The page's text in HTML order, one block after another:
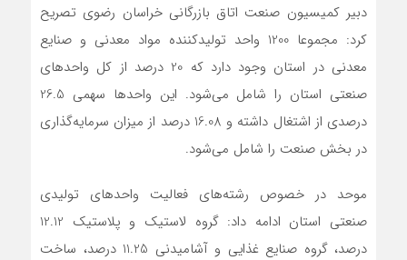
دبیر کمیسیون صنعت اتاق بازرگانی خراسان رضوی تصریح
کرد: مجموعا 1200 واحد تولیدکننده مواد معدنی و صنایع
معدنی در استان وجود دارد که 20 درصد از کل واحد‌های
صنعتی استان را شامل می‌شود. این واحد‌ها سهمی 26.5
درصدی از اشتغال داشته و 16.08 درصد از میزان سرمایه‌گذاری
در بخش صنعت را شامل می‌شود.
موحد در خصوص رشته‌های فعالیت واحد‌های تولیدی
صنعتی استان ادامه داد: گروه لاستیک و پلاستیک 12.12
درصد، گروه صنایع غذایی و آشامیدنی 11.25 درصد، ساخت